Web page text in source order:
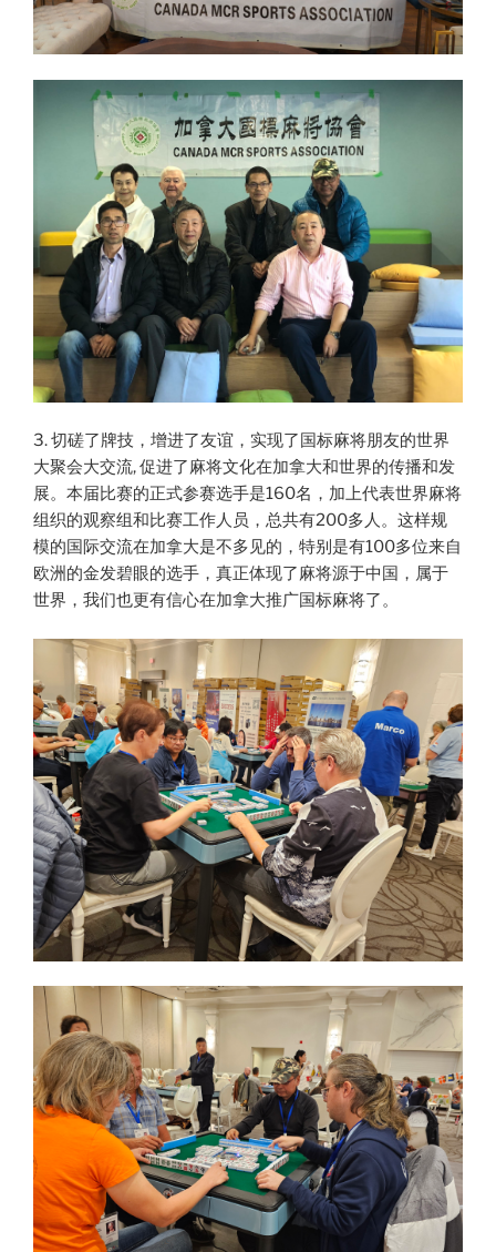
3. 切磋了牌技，增进了友谊，实现了国标麻将朋友的世界
大聚会大交流, 促进了麻将文化在加拿大和世界的传播和发
展。本届比赛的正式参赛选手是160名，加上代表世界麻将
组织的观察组和比赛工作人员，总共有200多人。这样规
模的国际交流在加拿大是不多见的，特别是有100多位来自
欧洲的金发碧眼的选手，真正体现了麻将源于中国，属于
世界，我们也更有信心在加拿大推广国标麻将了。